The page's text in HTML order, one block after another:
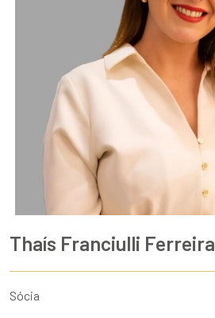
Thaís Franciulli Ferreira
Sócia